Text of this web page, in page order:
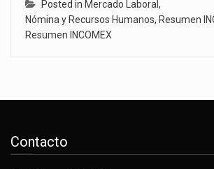
Posted in Mercado Laboral,
Nómina y Recursos Humanos, Resumen
Resumen INCOMEX
Contacto